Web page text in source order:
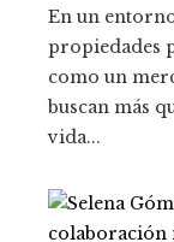
En un
propiedades
como un
buscan más
vida...